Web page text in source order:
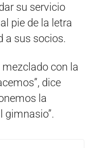
su servicio
pie de la letra
a sus socios.
con la
dice
la
gimnasio”.